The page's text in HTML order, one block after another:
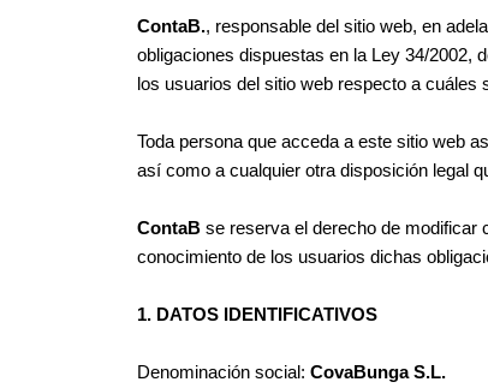
ContaB., responsable del sitio web, en
obligaciones dispuestas en la Ley 34/2002,
los usuarios del sitio web respecto a cuáles
Toda persona que acceda a este sitio web
así como a cualquier otra disposición legal
ContaB se reserva el derecho de modificar
conocimiento de los usuarios dichas
1. DATOS IDENTIFICATIVOS
Denominación social: CovaBunga S.L.